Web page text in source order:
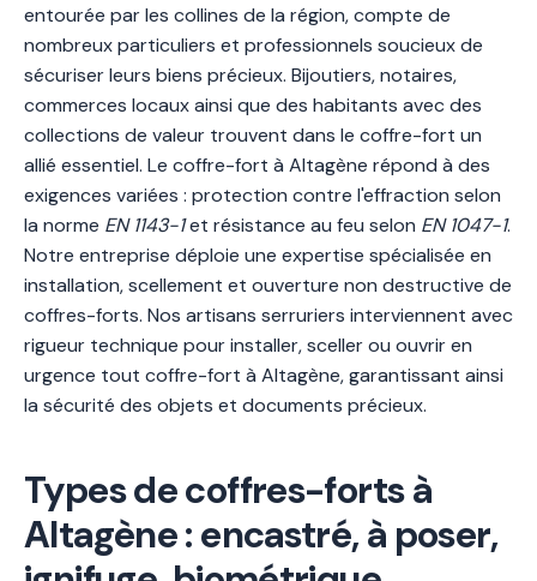
entourée par les collines de la région, compte de
nombreux particuliers et professionnels soucieux de
sécuriser leurs biens précieux. Bijoutiers, notaires,
commerces locaux ainsi que des habitants avec des
collections de valeur trouvent dans le coffre-fort un
allié essentiel. Le coffre-fort à Altagène répond à des
exigences variées : protection contre l'effraction selon
la norme EN 1143-1et résistance au feu selon EN 1047-1.
Notre entreprise déploie une expertise spécialisée en
installation, scellement et ouverture non destructive de
coffres-forts. Nos artisans serruriers interviennent avec
rigueur technique pour installer, sceller ou ouvrir en
urgence tout coffre-fort à Altagène, garantissant ainsi
la sécurité des objets et documents précieux.
Types de coffres-forts à
Altagène : encastré, à poser,